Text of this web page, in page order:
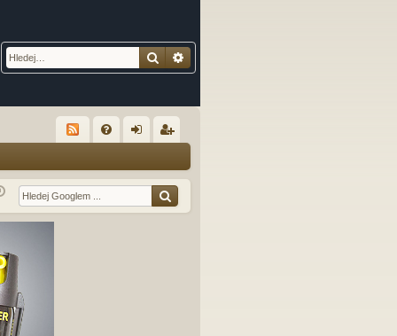
Hledat
Q lá
sit
ist
ro